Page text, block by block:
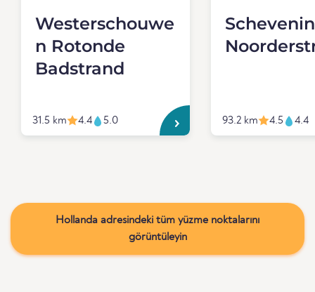
Westerschouwe
n Rotonde
Badstrand
31.5 km 4.4 5.0 93.2 km 4.5 4.4
Hollanda adresindeki tüm yüzme noktalarını
görüntüleyin